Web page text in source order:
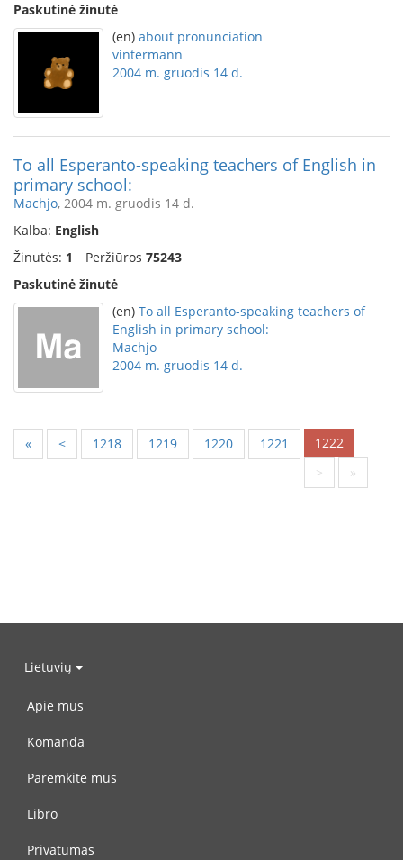
Paskutinė žinutė
(en) about pronunciation
vintermann
2004 m. gruodis 14 d.
To all Esperanto-speaking teachers of English in
primary school:
Machjo, 2004 m. gruodis 14 d.
Kalba: English
Žinutės: 1 Peržiūros 75243
Paskutinė žinutė
(en) To all Esperanto-speaking teachers of
English in primary school:
Machjo
2004 m. gruodis 14 d.
« < 1218 1219 1220 1221
1222
>
»
Lietuvių
Apie mus
Komanda
Paremkite mus
Libro
Privatumas